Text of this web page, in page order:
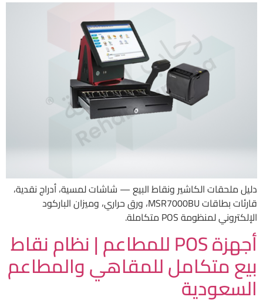
دليل ملحقات الكاشير ونقاط البيع — شاشات لمسية، أدراج نقدية،
قارئات بطاقات MSR7000BU، ورق حراري، وميزان الباركود
الإلكتروني لمنظومة POS متكاملة.
أجهزة POS للمطاعم | نظام نقاط
بيع متكامل للمقاهي والمطاعم
السعودية